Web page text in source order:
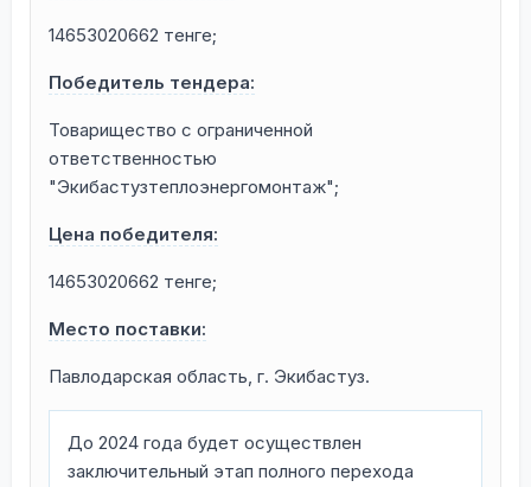
14653020662 тенге;
Победитель тендера:
Товарищество с ограниченной
ответственностью
"Экибастузтеплоэнергомонтаж";
Цена победителя:
14653020662 тенге;
Место поставки:
Павлодарская область, г. Экибастуз.
До 2024 года будет осуществлен
заключительный этап полного перехода